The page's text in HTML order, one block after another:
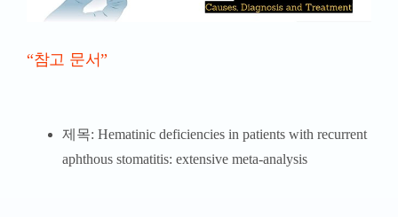
“참고 문서”
제목: Hematinic deficiencies in patients with recurrent
aphthous stomatitis: extensive meta-analysis